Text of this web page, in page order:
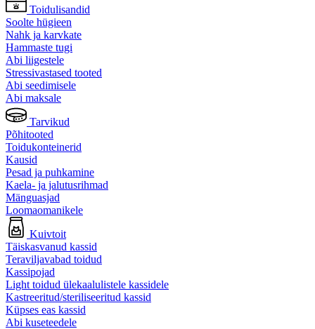
Toidulisandid
Soolte hügieen
Nahk ja karvkate
Hammaste tugi
Abi liigestele
Stressivastased tooted
Abi seedimisele
Abi maksale
Tarvikud
Põhitooted
Toidukonteinerid
Kausid
Pesad ja puhkamine
Kaela- ja jalutusrihmad
Mänguasjad
Loomaomanikele
Kuivtoit
Täiskasvanud kassid
Teraviljavabad toidud
Kassipojad
Light toidud ülekaalulistele kassidele
Kastreeritud/steriliseeritud kassid
Küpses eas kassid
Abi kuseteedele